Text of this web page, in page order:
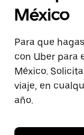
selecciona
una
Presiona
la
tecla Esc
para
cerrar
el
calendario.
México
Para que
con Uber para
México.
viaje, en
año.